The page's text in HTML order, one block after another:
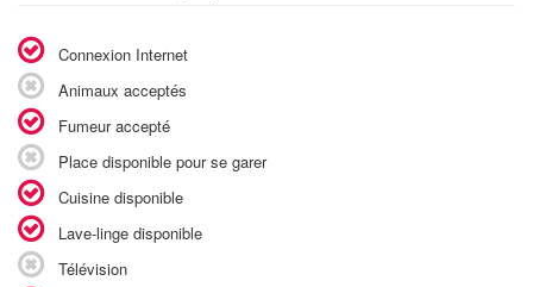
Connexion Internet
Animaux acceptés
Fumeur accepté
Place disponible pour se garer
Cuisine disponible
Lave-linge disponible
Télévision